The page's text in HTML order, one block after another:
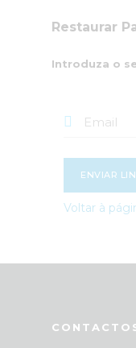
Restaurar
Introduza o
ENVIAR
Voltar à